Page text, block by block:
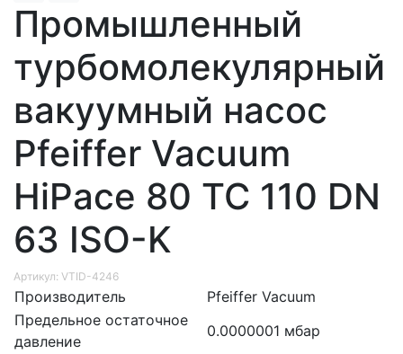
Промышленный
турбомолекулярный
вакуумный насос
Pfeiffer Vacuum
HiPace 80 TC 110 DN
63 ISO-K
Артикул: VTID-4246
Производитель
Pfeiffer Vacuum
Предельное остаточное
давление
0.0000001 мбар